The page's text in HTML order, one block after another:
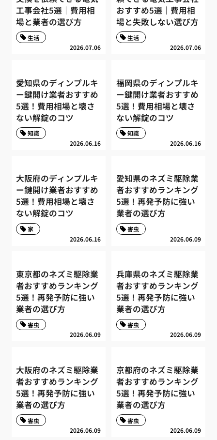
工事会社5選｜費用相
場と業者の選び方
2026.07.06
生活
おすすめ5選｜費用相
場と失敗しない選び方
2026.07.06
生活
愛知県のディンプルキ
ー鍵開け業者おすすめ
5選！費用相場と壊さ
ない解錠のコツ
2026.06.16
知識
福岡県のディンプルキ
ー鍵開け業者おすすめ
5選！費用相場と壊さ
ない解錠のコツ
2026.06.16
知識
大阪府のディンプルキ
ー鍵開け業者おすすめ
5選！費用相場と壊さ
ない解錠のコツ
2026.06.16
家
愛知県のネズミ駆除業
者おすすめランキング
5選！再発予防に強い
業者の選び方
2026.06.09
害虫
東京都のネズミ駆除業
者おすすめランキング
5選！再発予防に強い
業者の選び方
2026.06.09
害虫
兵庫県のネズミ駆除業
者おすすめランキング
5選！再発予防に強い
業者の選び方
2026.06.09
害虫
大阪府のネズミ駆除業
者おすすめランキング
5選！再発予防に強い
業者の選び方
2026.06.09
害虫
京都府のネズミ駆除業
者おすすめランキング
5選！再発予防に強い
業者の選び方
2026.06.09
害虫